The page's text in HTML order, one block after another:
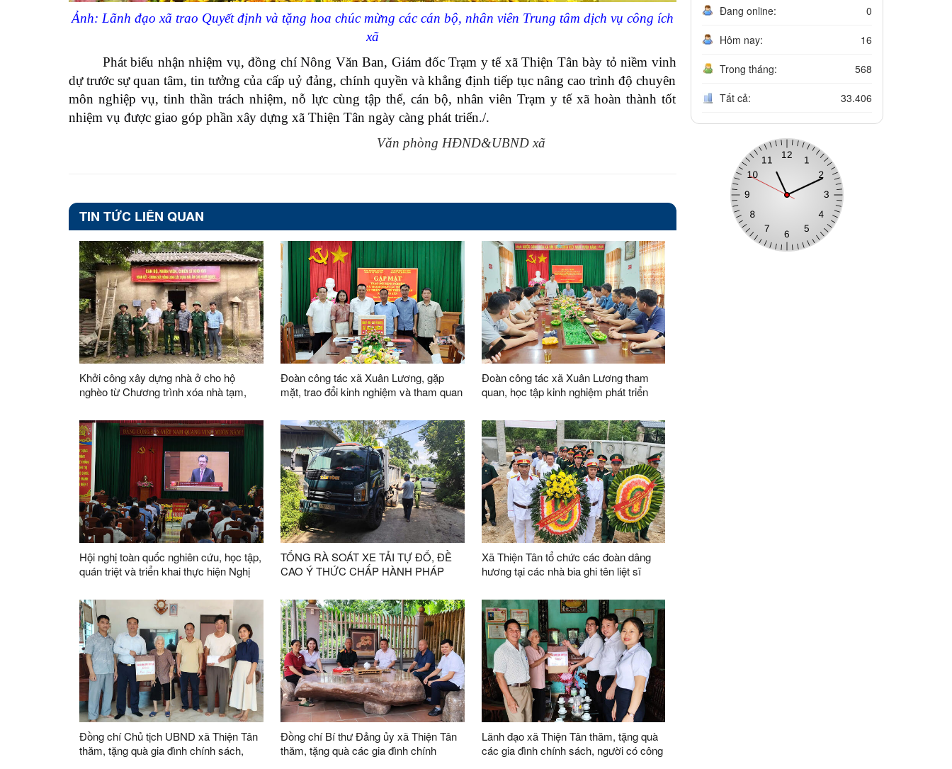
Ảnh: Lãnh đạo xã trao Quyết định và tặng hoa chúc mừng các cán bộ, nhân viên Trung tâm dịch vụ công ích
xã
Phát biểu nhận nhiệm vụ, đồng chí Nông Văn Ban, Giám đốc Trạm y tế xã Thiện Tân bày tỏ niềm vinh
dự trước sự quan tâm, tin tưởng của cấp uỷ đảng, chính quyền và khẳng định tiếp tục nâng cao trình độ chuyên
môn nghiệp vụ, tinh thần trách nhiệm, nỗ lực cùng tập thể, cán bộ, nhân viên Trạm y tế xã hoàn thành tốt
nhiệm vụ được giao góp phần xây dựng xã Thiện Tân ngày càng phát triển./.
Văn phòng HĐND&UBND xã
TIN TỨC LIÊN QUAN
Khởi công xây dựng nhà ở cho hộ
nghèo từ Chương trình xóa nhà tạm,
Đoàn công tác xã Xuân Lương, gặp
mặt, trao đổi kinh nghiệm và tham quan
Thiện Tân
Đoàn công tác xã Xuân Lương tham
quan, học tập kinh nghiệm phát triển
Hội nghị toàn quốc nghiên cứu, học tập,
quán triệt và triển khai thực hiện Nghị
hành Trung ương Đảng khóa XIV
TỔNG RÀ SOÁT XE TẢI TỰ ĐỔ, ĐỀ
CAO Ý THỨC CHẤP HÀNH PHÁP
XÃ THIỆN TÂN, TỈNH LẠNG SƠN
Xã Thiện Tân tổ chức các đoàn dâng
hương tại các nhà bia ghi tên liệt sĩ
binh - Liệt sĩ (27/7/1947 - 27/7/2026)
Đồng chí Chủ tịch UBND xã Thiện Tân
thăm, tặng quà gia đình chính sách,
Đồng chí Bí thư Đảng ủy xã Thiện Tân
thăm, tặng quà các gia đình chính
Lãnh đạo xã Thiện Tân thăm, tặng quà
các gia đình chính sách, người có công
Đang online: 0
Hôm nay: 16
Trong tháng: 568
Tất cả: 33.406